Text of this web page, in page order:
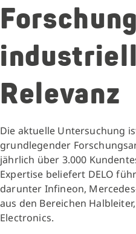
Relevanz
Die aktuelle Untersuchung
grundlegender
jährlich über 3.000
Expertise beliefert DELO
darunter Infineon,
aus den Bereichen
Electronics.